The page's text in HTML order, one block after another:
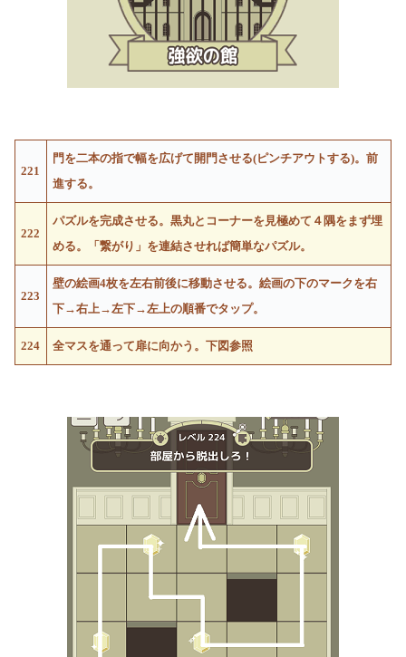
221
門を二本の指で幅を広げて開門させる(ピンチアウトする)。前
進する。
222
パズルを完成させる。黒丸とコーナーを見極めて４隅をまず埋
める。「繋がり」を連結させれば簡単なパズル。
223
壁の絵画4枚を左右前後に移動させる。絵画の下のマークを右
下→右上→左下→左上の順番でタップ。
224 全マスを通って扉に向かう。下図参照